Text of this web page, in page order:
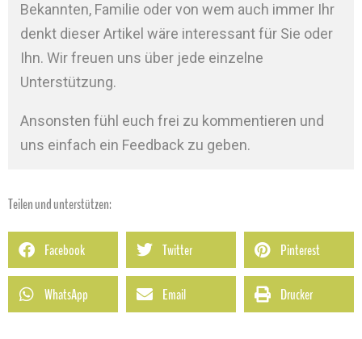
Bekannten, Familie oder von wem auch immer Ihr
denkt dieser Artikel wäre interessant für Sie oder
Ihn. Wir freuen uns über jede einzelne
Unterstützung.
Ansonsten fühl euch frei zu kommentieren und
uns einfach ein Feedback zu geben.
Teilen und unterstützen:
Facebook Twitter Pinterest
WhatsApp Email Drucker